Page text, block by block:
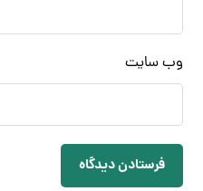
وب‌ سایت
فرستادن دیدگاه